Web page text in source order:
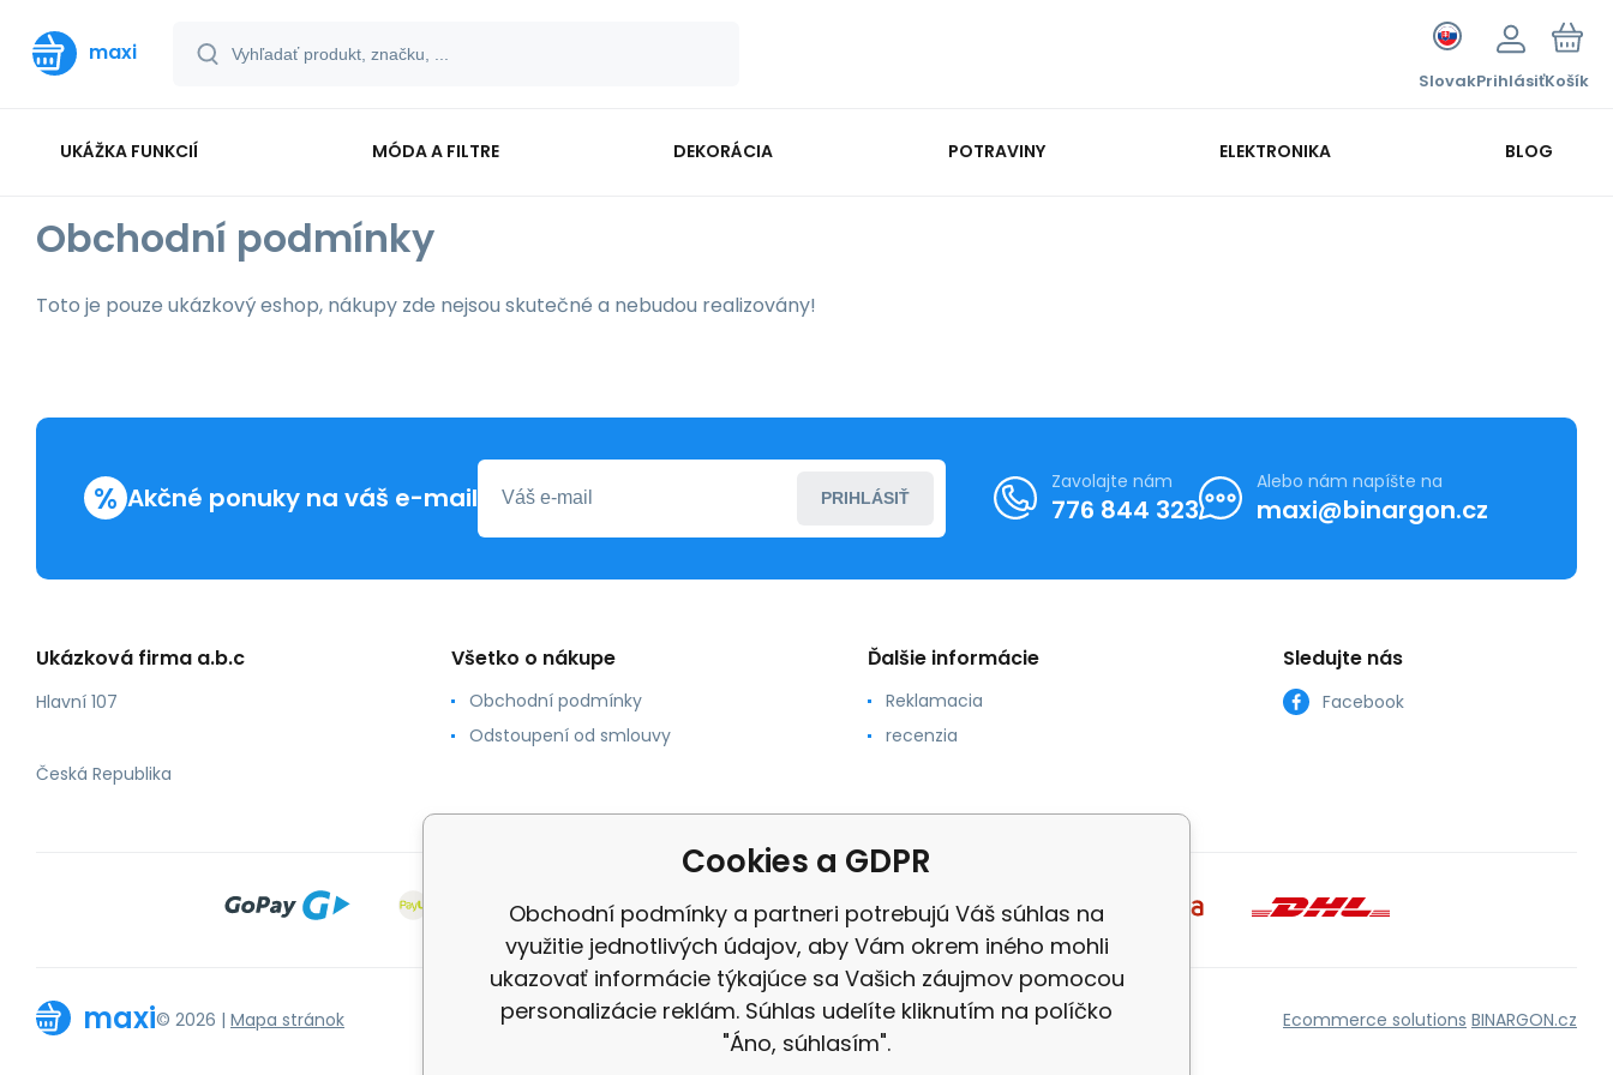
maxi
SlovakPrihlásiťKošík
UKÁŽKA FUNKCIÍ MÓDA A FILTRE DEKORÁCIA POTRAVINY ELEKTRONIKA BLOG
Obchodní podmínky
Toto je pouze ukázkový eshop, nákupy zde nejsou skutečné a nebudou realizovány!
% Akčné ponuky na váš e-mail PRIHLÁSIŤ
Zavolajte nám
776 844 323
Alebo nám napíšte na
maxi@binargon.cz
Ukázková firma a.b.c
Hlavní 107
Česká Republika
Všetko o nákupe
Obchodní podmínky
Odstoupení od smlouvy
Ďalšie informácie
Reklamacia
recenzia
Sledujte nás
Facebook
maxi© 2026 | Mapa stránok Ecommerce solutions BINARGON.cz
Cookies a GDPR
Obchodní podmínky a partneri potrebujú Váš súhlas na
využitie jednotlivých údajov, aby Vám okrem iného mohli
ukazovať informácie týkajúce sa Vašich záujmov pomocou
personalizácie reklám. Súhlas udelíte kliknutím na políčko
"Áno, súhlasím".